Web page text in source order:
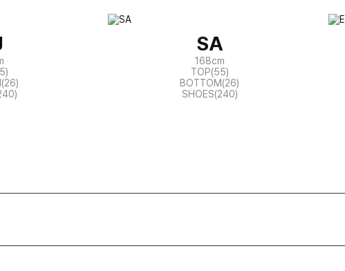
SA
168cm
TOP(55)
BOTTOM(26)
SHOES(240)